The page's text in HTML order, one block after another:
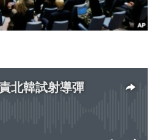
北韓試射導彈